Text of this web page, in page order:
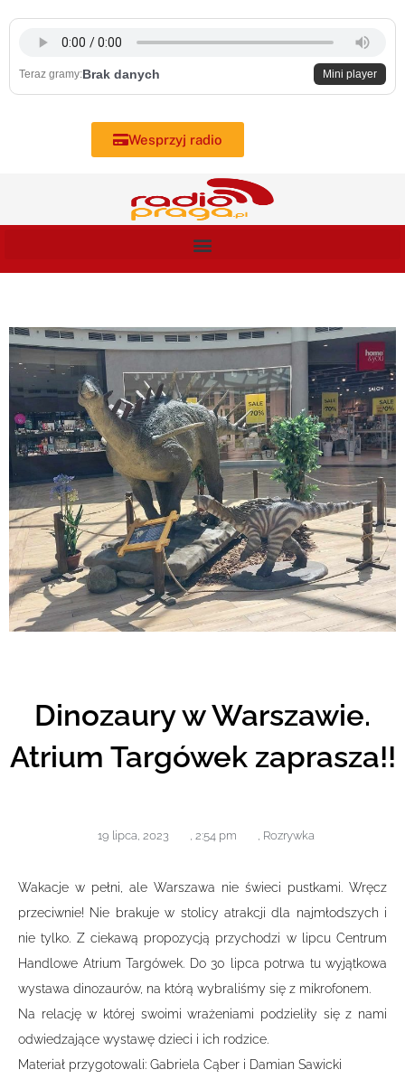
content
Teraz gramy:Brak danych Mini player
Wesprzyj radio
Dinozaury w Warszawie.
Atrium Targówek zaprasza!!
19 lipca, 2023 2:54 pm Rozrywka
Wakacje w pełni, ale Warszawa nie świeci pustkami. Wręcz
przeciwnie! Nie brakuje w stolicy atrakcji dla najmłodszych i
nie tylko. Z ciekawą propozycją przychodzi w lipcu Centrum
Handlowe Atrium Targówek. Do 30 lipca potrwa tu wyjątkowa
wystawa dinozaurów, na którą wybraliśmy się z mikrofonem.
Na relację w której swoimi wrażeniami podzieliły się z nami
odwiedzające wystawę dzieci i ich rodzice.
Materiał przygotowali: Gabriela Cąber i Damian Sawicki